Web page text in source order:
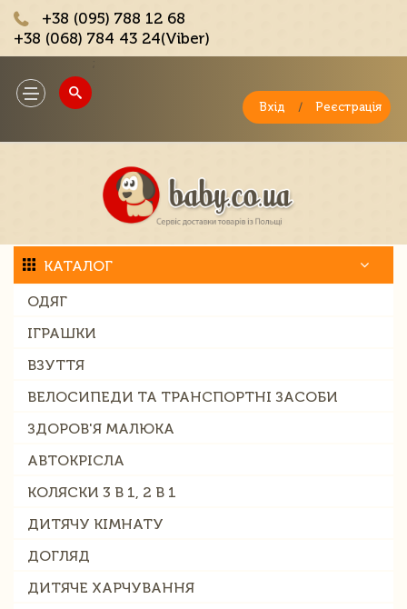
+38 (095) 788 12 68
+38 (068) 784 43 24(Viber)
Toggle
navigation
Вхід / Реєстрація
КАТАЛОГ
ОДЯГ
ІГРАШКИ
ВЗУТТЯ
ВЕЛОСИПЕДИ ТА ТРАНСПОРТНІ ЗАСОБИ
ЗДОРОВ'Я МАЛЮКА
АВТОКРІСЛА
КОЛЯСКИ 3 В 1, 2 В 1
ДИТЯЧУ КІМНАТУ
ДОГЛЯД
ДИТЯЧЕ ХАРЧУВАННЯ